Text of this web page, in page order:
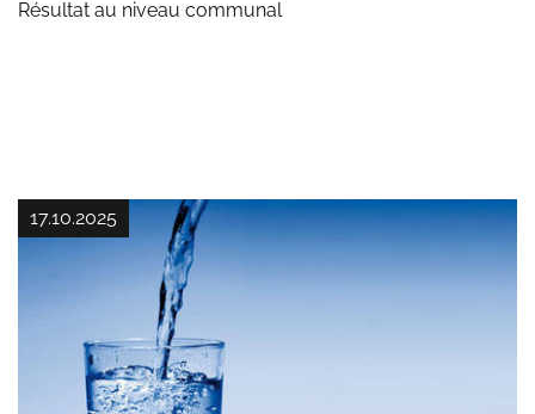
Résultat au niveau communal
17.10.2025